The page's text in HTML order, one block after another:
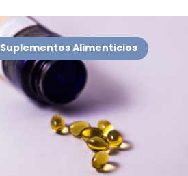
Suplementos Alimenticios